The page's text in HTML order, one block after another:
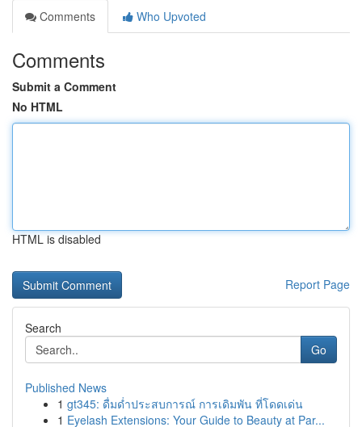
Comments
Who Upvoted
Comments
Submit a Comment
No HTML
HTML is disabled
Report Page
Search
Go
Published News
1 gt345: ดื่มด่ำประสบการณ์ การเดิมพัน ที่โดดเด่น
1 Eyelash Extensions: Your Guide to Beauty at Par...